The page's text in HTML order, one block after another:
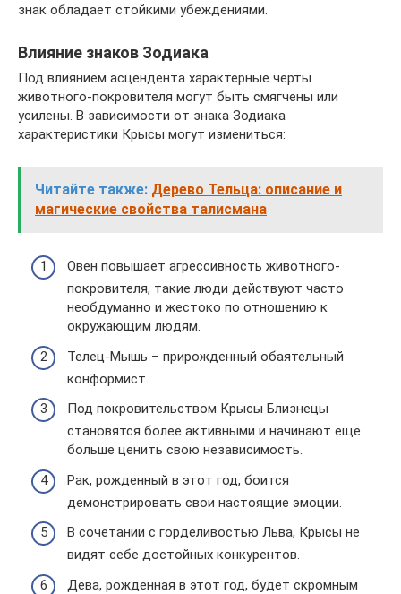
знак обладает стойкими убеждениями.
Влияние знаков Зодиака
Под влиянием асцендента характерные черты
животного-покровителя могут быть смягчены или
усилены. В зависимости от знака Зодиака
характеристики Крысы могут измениться:
Читайте также: Дерево Тельца: описание и
магические свойства талисмана
Овен повышает агрессивность животного-
покровителя, такие люди действуют часто
необдуманно и жестоко по отношению к
окружающим людям.
Телец-Мышь – прирожденный обаятельный
конформист.
Под покровительством Крысы Близнецы
становятся более активными и начинают еще
больше ценить свою независимость.
Рак, рожденный в этот год, боится
демонстрировать свои настоящие эмоции.
В сочетании с горделивостью Льва, Крысы не
видят себе достойных конкурентов.
Дева, рожденная в этот год, будет скромным